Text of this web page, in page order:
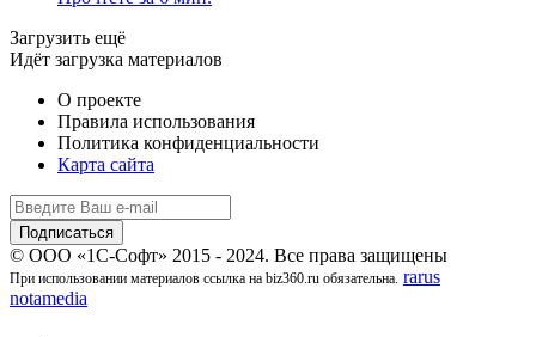
Загрузить ещё
Идёт загрузка материалов
О проекте
Правила использования
Политика конфиденциальности
Карта сайта
© ООО «1С-Софт» 2015 - 2024. Все права защищены
При использовании материалов ссылка на biz360.ru обязательна. rarus
notamedia